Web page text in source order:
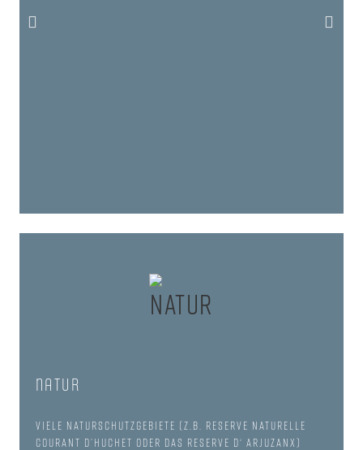
Natur
Viele Naturschutzgebiete (z.B. Reserve Naturelle
Courant d’Huchet oder das Reserve d‘ Arjuzanx)